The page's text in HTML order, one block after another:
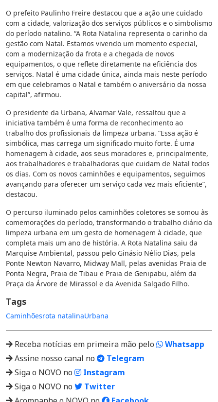
O prefeito Paulinho Freire destacou que a ação une cuidado
com a cidade, valorização dos serviços públicos e o simbolismo
do período natalino. “A Rota Natalina representa o carinho da
gestão com Natal. Estamos vivendo um momento especial,
com a modernização da frota e a chegada de novos
equipamentos, o que reflete diretamente na eficiência dos
serviços. Natal é uma cidade única, ainda mais neste período
em que celebramos o Natal e também o aniversário da nossa
capital”, afirmou.
O presidente da Urbana, Alvamar Vale, ressaltou que a
iniciativa também é uma forma de reconhecimento ao
trabalho dos profissionais da limpeza urbana. “Essa ação é
simbólica, mas carrega um significado muito forte. É uma
homenagem à cidade, aos seus moradores e, principalmente,
aos trabalhadores e trabalhadoras que cuidam de Natal todos
os dias. Com os novos caminhões e equipamentos, seguimos
avançando para oferecer um serviço cada vez mais eficiente”,
destacou.
O percurso iluminado pelos caminhões coletores se somou às
comemorações do período, transformando o trabalho diário da
limpeza urbana em um gesto de homenagem à cidade, que
completa mais um ano de história. A Rota Natalina saiu da
Marquise Ambiental, passou pelo Ginásio Nélio Dias, pela
Ponte Newton Navarro, Midway Mall, pelas avenidas Praia de
Ponta Negra, Praia de Tibau e Praia de Genipabu, além da
Praça da Árvore de Mirassol e da Avenida Salgado Filho.
Tags
Caminhõesrota natalinaUrbana
Receba notícias em primeira mão pelo
Whatsapp
Assine nosso canal no
Telegram
Siga o NOVO no
Instagram
Siga o NOVO no
Twitter